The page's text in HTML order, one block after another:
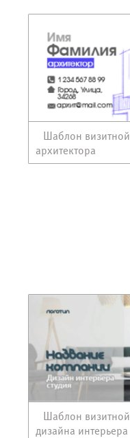
Шаблон
архитектора
Шаблон визитной
дизайна интерьера